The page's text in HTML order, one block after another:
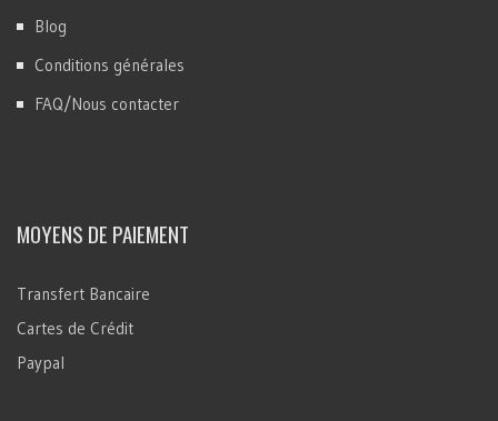
Blog
Conditions générales
FAQ/Nous contacter
MOYENS DE PAIEMENT
Transfert Bancaire
Cartes de Crédit
Paypal